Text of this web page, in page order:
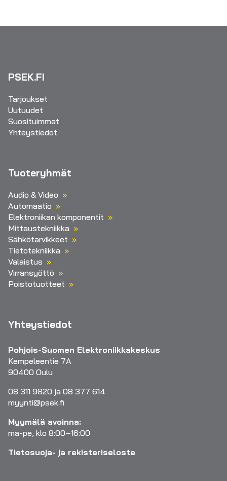
PSEK.FI
Tarjoukset
Uutuudet
Suosituimmat
Yhteystiedot
Tuoteryhmät
Audio & Video
Automaatio
Elektroniikan komponentit
Mittaustekniikka
Sähkötarvikkeet
Tietotekniikka
Valaistus
Virransyöttö
Poistotuotteet
Yhteystiedot
Pohjois-Suomen Elektroniikkakeskus
Kempeleentie 7A
90400 Oulu
08 311 9820 ja 08 377 614
myynti@psek.fi
Myymälä avoinna:
ma-pe, klo 8:00–16:00
Tietosuoja- ja rekisteriseloste